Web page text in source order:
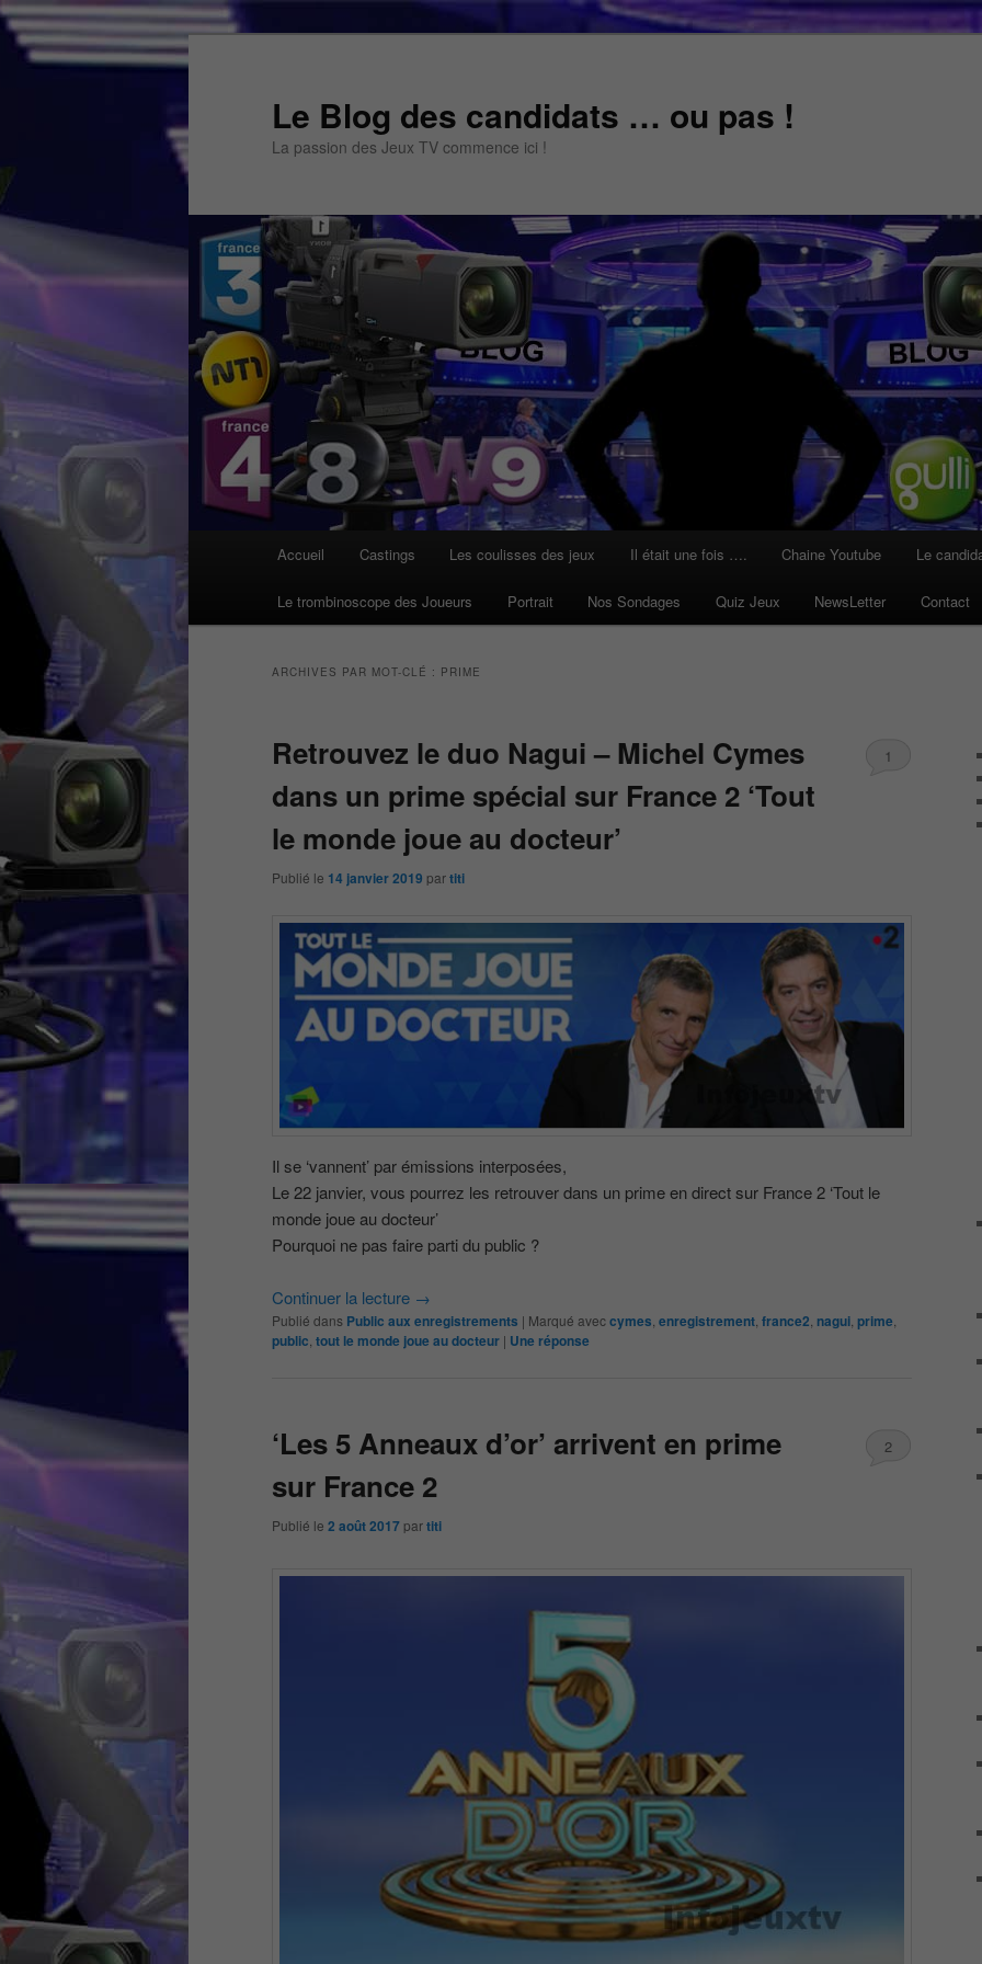
Aller
Aller
Le Blog des candidats … ou pas !
La passion des Jeux TV commence ici !
Accueil Castings Les coulisses des jeux Il était une fois …. Chaine Youtube Le
Le trombinoscope des Joueurs Portrait Nos Sondages Quiz Jeux NewsLetter Contact
ARCHIVES PAR MOT-CLÉ : PRIME
Retrouvez le duo Nagui – Michel Cymes
dans un prime spécial sur France 2 ‘Tout
le monde joue au docteur’
Publié le 14 janvier 2019 partiti
1
Il se ‘vannent’ par émissions interposées,
Le 22 janvier, vous pourrez les retrouver dans un prime en direct sur France 2 ‘Tout le
monde joue au docteur’
Pourquoi ne pas faire parti du public ?
Continuer la lecture →
Publié dans Public aux enregistrements | Marqué aveccymes, enregistrement, france2, nagui, prime,
public, tout le monde joue au docteur | Une réponse
‘Les 5 Anneaux d’or’ arrivent en prime
sur France 2
Publié le 2 août 2017 partiti
2